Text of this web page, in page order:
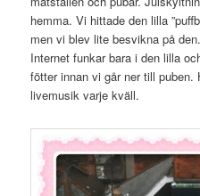
hemma. Vi hittade den lilla
men vi blev lite besvikna på den.
Internet funkar bara i den lilla
fötter innan vi går ner till puben.
livemusik varje kväll.